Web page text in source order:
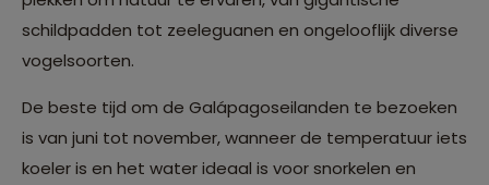
schildpadden tot zeeleguanen en ongelooflijk diverse
vogelsoorten.
De beste tijd om de Galápagoseilanden te bezoeken
is van juni tot november, wanneer de temperatuur iets
koeler is en het water ideaal is voor snorkelen en